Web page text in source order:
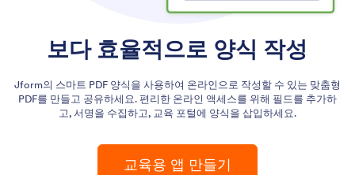
보다 효율적으로 양식 작성
Jform의 스마트 PDF 양식을 사용하여 온라인으로 작성할 수 있는 맞춤형
PDF를 만들고 공유하세요. 편리한 온라인 액세스를 위해 필드를 추가하
고, 서명을 수집하고, 교육 포털에 양식을 삽입하세요.
교육용 앱 만들기